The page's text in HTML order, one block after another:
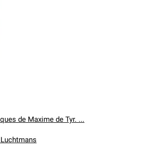
de Maxime de Tyr. ...